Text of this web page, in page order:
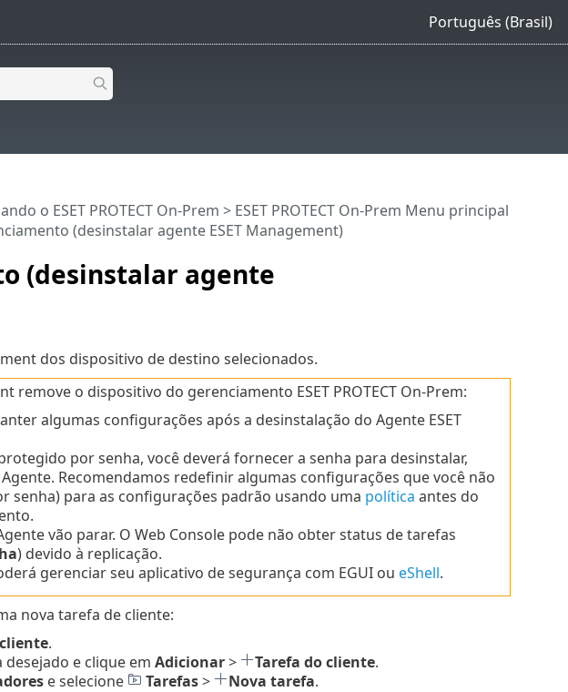
Português (Brasil)
(desinstalar agente
o ESET PROTECT On-Prem > ESET PROTECT On-Prem Menu principal
(desinstalar agente ESET Management)
dos dispositivo de destino selecionados.
remove o dispositivo do gerenciamento ESET PROTECT On-Prem:
algumas configurações após a desinstalação do Agente ESET
por senha, você deverá fornecer a senha para desinstalar,
Recomendamos redefinir algumas configurações que você não
senha) para as configurações padrão usando uma política antes do
vão parar. O Web Console pode não obter status de tarefas
) devido à replicação.
gerenciar seu aplicativo de segurança com EGUI ou eShell.
nova tarefa de cliente:
.
e clique em Adicionar> Tarefa do cliente.
e selecione Tarefas> Nova tarefa.